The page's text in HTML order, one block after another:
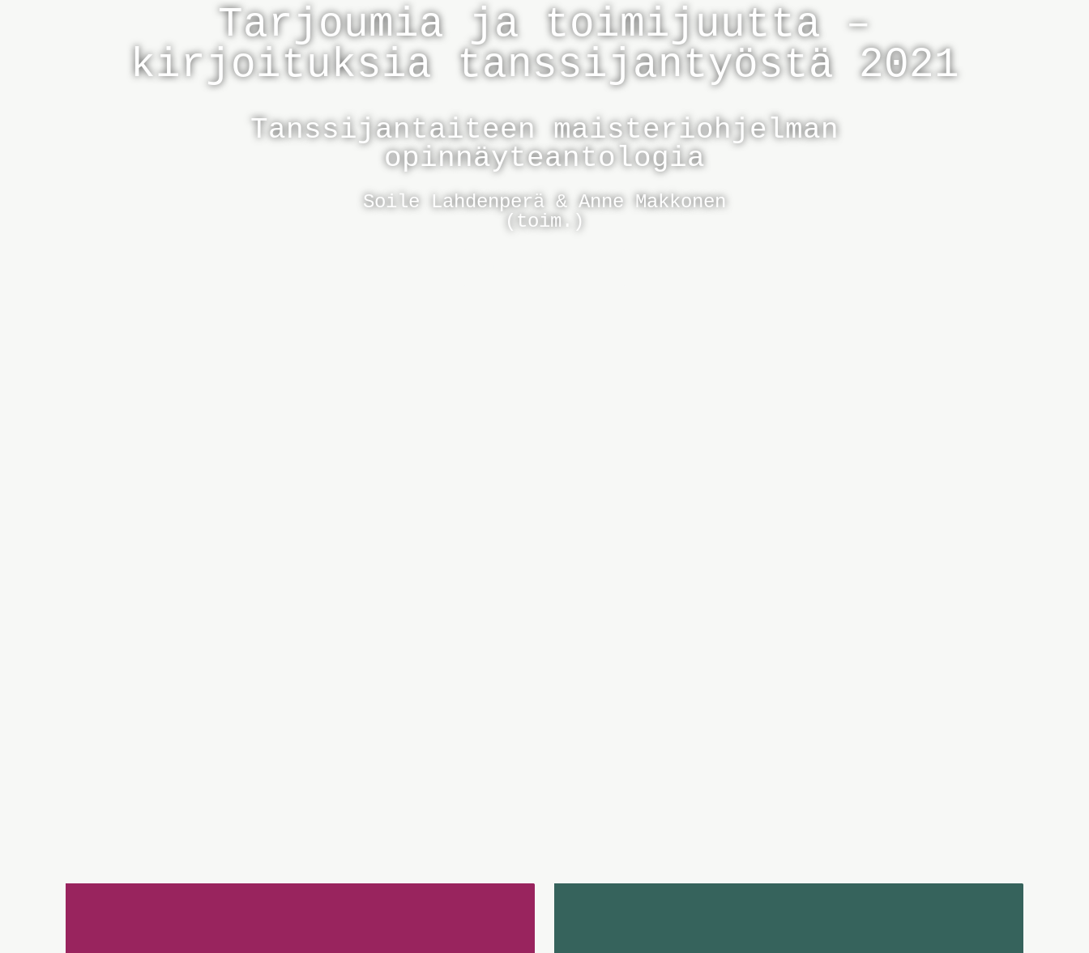
Tarjoumia ja toimijuutta –
kirjoituksia tanssijantyöstä 2021
Tanssijantaiteen maisteriohjelman
opinnäyteantologia
Soile Lahdenperä & Anne Makkonen
(toim.)